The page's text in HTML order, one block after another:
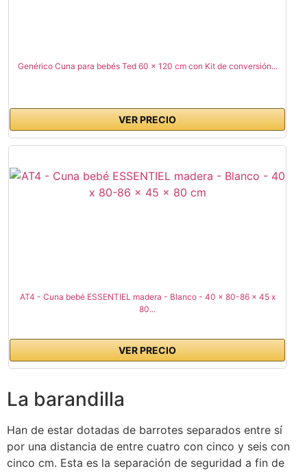
Genérico Cuna para bebés Ted 60 x 120 cm con Kit de conversión...
VER PRECIO
AT4 - Cuna bebé ESSENTIEL madera - Blanco - 40 x 80-86 x 45 x
80...
VER PRECIO
La barandilla
Han de estar dotadas de barrotes separados entre sí
por una distancia de entre cuatro con cinco y seis con
cinco cm. Esta es la separación de seguridad a fin de